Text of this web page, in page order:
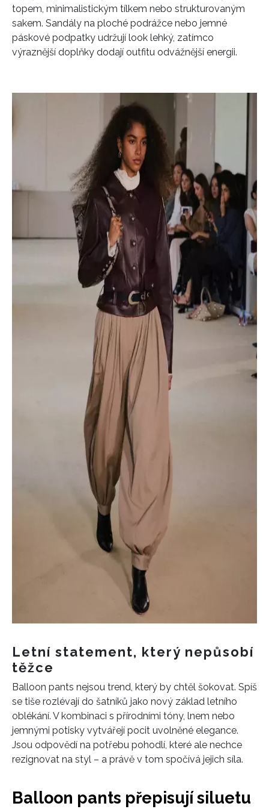
topem, minimalistickým tílkem nebo strukturovaným
sakem. Sandály na ploché podrážce nebo jemné
páskové podpatky udržují look lehký, zatímco
výraznější doplňky dodají outfitu odvážnější energii.
Letní statement, který nepůsobí
těžce
Balloon pants nejsou trend, který by chtěl šokovat. Spíš
se tiše rozlévají do šatníků jako nový základ letního
oblékání. V kombinaci s přírodními tóny, lnem nebo
jemnými potisky vytvářejí pocit uvolněné elegance.
Jsou odpovědí na potřebu pohodlí, které ale nechce
rezignovat na styl – a právě v tom spočívá jejich síla.
Balloon pants přepisují siluetu